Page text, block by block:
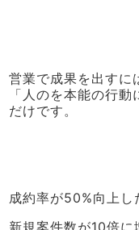
営業で成果を出すに
「人のを本能の行動
だけです。
成約率が50%向上し
新規案件数が10倍に